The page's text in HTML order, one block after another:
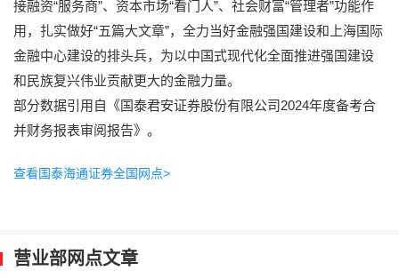
接融资“服务商”、资本市场“看门人”、社会财富“管理者”功能作
用，扎实做好“五篇大文章”，全力当好金融强国建设和上海国际
金融中心建设的排头兵，为以中国式现代化全面推进强国建设
和民族复兴伟业贡献更大的金融力量。
部分数据引用自《国泰君安证券股份有限公司2024年度备考合
并财务报表审阅报告》。
查看国泰海通证券全国网点>
营业部网点文章